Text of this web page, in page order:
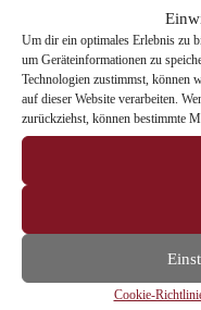
Um dir ein optimales Erlebnis zu
um Geräteinformationen zu
Technologien zustimmst, können
auf dieser Website verarbeiten.
zurückziehst, können bestimmte
Cookie-
9 vorrätig
Salzlakritzpastillen
Menge
In
Lakritz